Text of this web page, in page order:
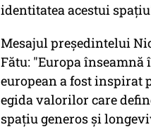
identitatea acestui
Mesajul preşedintelui
Fătu: "Europa
european a fost inspirat
egida valorilor care
spaţiu generos şi